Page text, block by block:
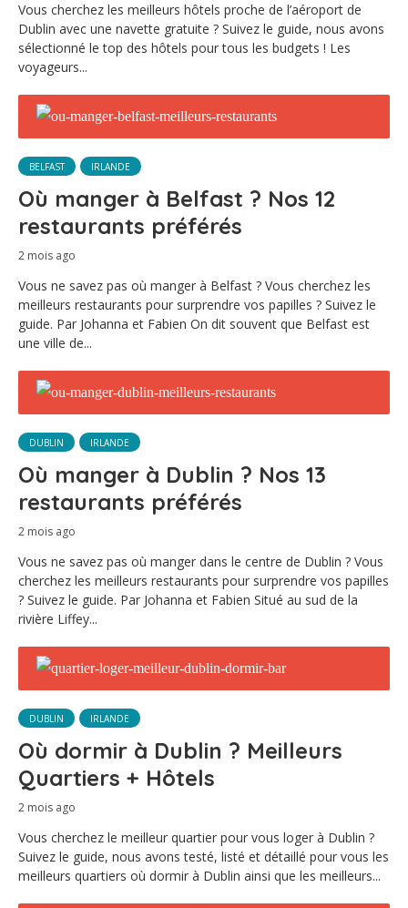
Vous cherchez les meilleurs hôtels proche de l’aéroport de
Dublin avec une navette gratuite ? Suivez le guide, nous avons
sélectionné le top des hôtels pour tous les budgets ! Les
voyageurs...
BELFAST IRLANDE
Où manger à Belfast ? Nos 12
restaurants préférés
2 mois ago
Vous ne savez pas où manger à Belfast ? Vous cherchez les
meilleurs restaurants pour surprendre vos papilles ? Suivez le
guide. Par Johanna et Fabien On dit souvent que Belfast est
une ville de...
DUBLIN IRLANDE
Où manger à Dublin ? Nos 13
restaurants préférés
2 mois ago
Vous ne savez pas où manger dans le centre de Dublin ? Vous
cherchez les meilleurs restaurants pour surprendre vos papilles
? Suivez le guide. Par Johanna et Fabien Situé au sud de la
rivière Liffey...
DUBLIN IRLANDE
Où dormir à Dublin ? Meilleurs
Quartiers + Hôtels
2 mois ago
Vous cherchez le meilleur quartier pour vous loger à Dublin ?
Suivez le guide, nous avons testé, listé et détaillé pour vous les
meilleurs quartiers où dormir à Dublin ainsi que les meilleurs...